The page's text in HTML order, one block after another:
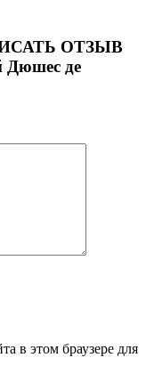
ОТЗЫВ
Дюшес де
в этом браузере для